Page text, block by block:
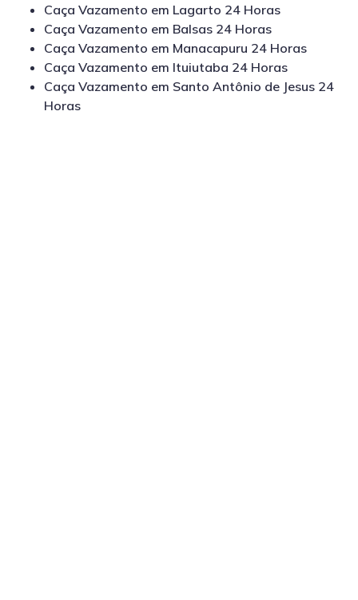
Caça Vazamento em Lagarto 24 Horas
Caça Vazamento em Balsas 24 Horas
Caça Vazamento em Manacapuru 24 Horas
Caça Vazamento em Ituiutaba 24 Horas
Caça Vazamento em Santo Antônio de Jesus 24
Horas